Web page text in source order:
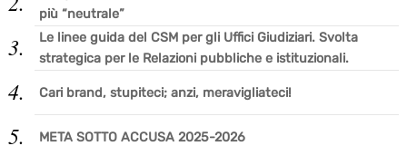
più “neutrale”
Le linee guida del CSM per gli Uffici Giudiziari. Svolta
strategica per le Relazioni pubbliche e istituzionali.
Cari brand, stupiteci; anzi, meravigliateci!
META SOTTO ACCUSA 2025-2026